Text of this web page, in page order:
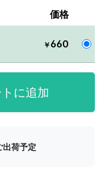
価格
￥ 660
に追加
荷予定